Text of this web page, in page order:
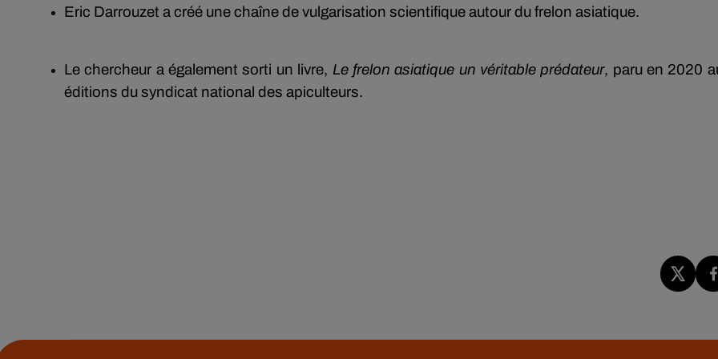
Eric Darrouzet a créé une chaîne de vulgarisation scientifique autour du frelon asiatique.
Le chercheur a également sorti un livre, Le frelon asiatique un véritable prédateur, paru en 2020
éditions du syndicat national des apiculteurs.